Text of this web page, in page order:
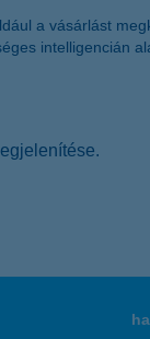
a vásárlást
intelligencián